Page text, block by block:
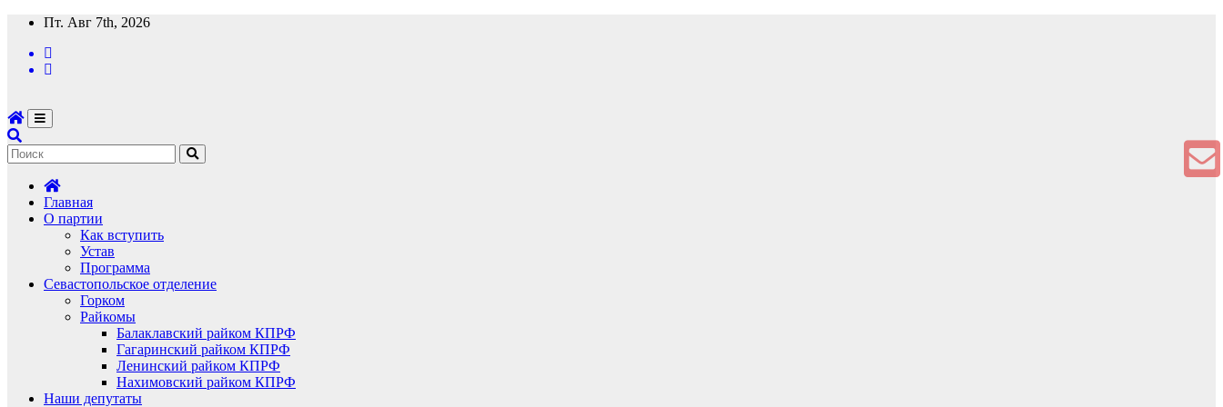
Перейти
содержимому
Пт. Авг 7th, 2026
Главная
О партии
Как вступить
Устав
Программа
Севастопольское отделение
Горком
Райкомы
Балаклавский райком КПРФ
Гагаринский райком КПРФ
Ленинский райком КПРФ
Нахимовский райком КПРФ
Наши депутаты